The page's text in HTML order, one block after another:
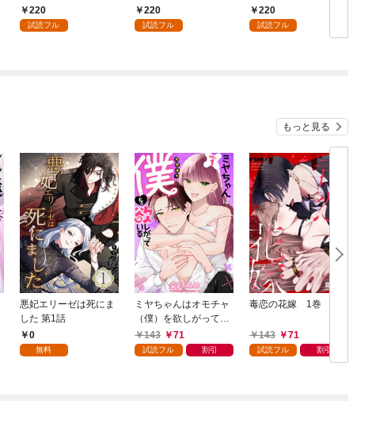
220
試読フル
220
試読フル
220
試読フル
もっと見る
悪妃エリーゼは死にま
した 第1話
0
無料
ミヤちゃんはオモチャ
（僕）を欲しがってい
る 1巻
143 71
試読フル 割引
毒恋の花嫁 1巻
143 71
試読フル 割引